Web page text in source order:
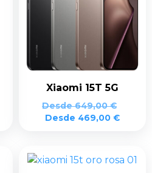
Xiaomi 15T 5G
Desde649,00€
Desde 469,00 €